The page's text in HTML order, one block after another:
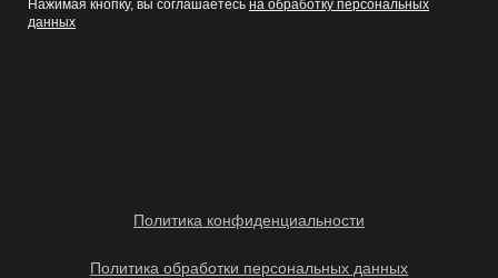
Нажимая кнопку, вы соглашаетесьна обработку персональных
данных
Политика конфиденциальности
Политика обработки персональных данных